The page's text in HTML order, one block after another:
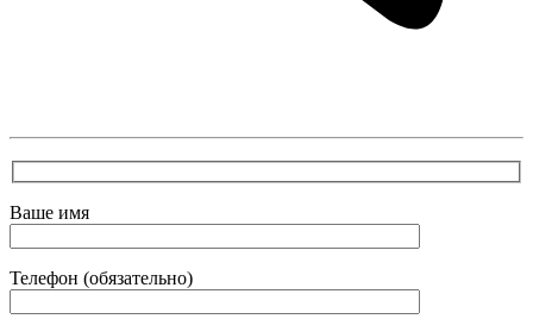
В самое ближайшее время с Вами свяжется наш
Ваше имя
Телефон (обязательно)